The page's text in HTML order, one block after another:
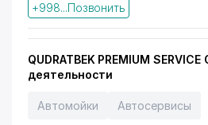
+998...Позвонить
QUDRATBEK PREMIUM
деятельности
Автомойки Автосервисы